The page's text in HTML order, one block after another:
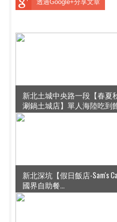
透過Google+分享文章
新北土城中央路一段【春夏
涮鍋土城店】單人海陸吃到
新北深坑【假日飯店-Sam's
國界自助餐...